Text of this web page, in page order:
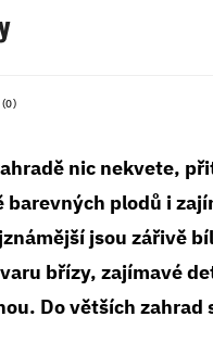
nic nekvete,
barevných plodů i
jsou zářivě
břízy, zajímavé
Do větších zahrad